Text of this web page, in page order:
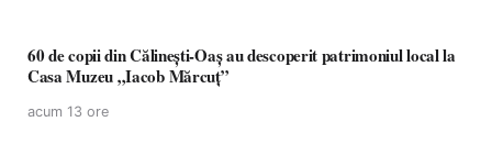
60 de copii din Călinești-Oaș au descoperit patrimoniul local la
Casa Muzeu „Iacob Mărcuț”
acum 13 ore